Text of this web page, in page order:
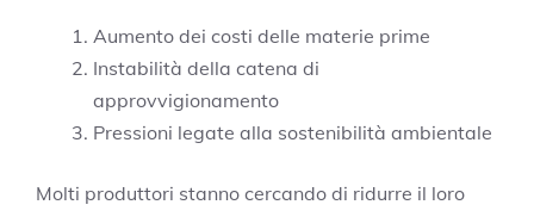
Aumento dei costi delle materie prime
Instabilità della catena di
approvvigionamento
Pressioni legate alla sostenibilità ambientale
Molti produttori stanno cercando di ridurre il loro